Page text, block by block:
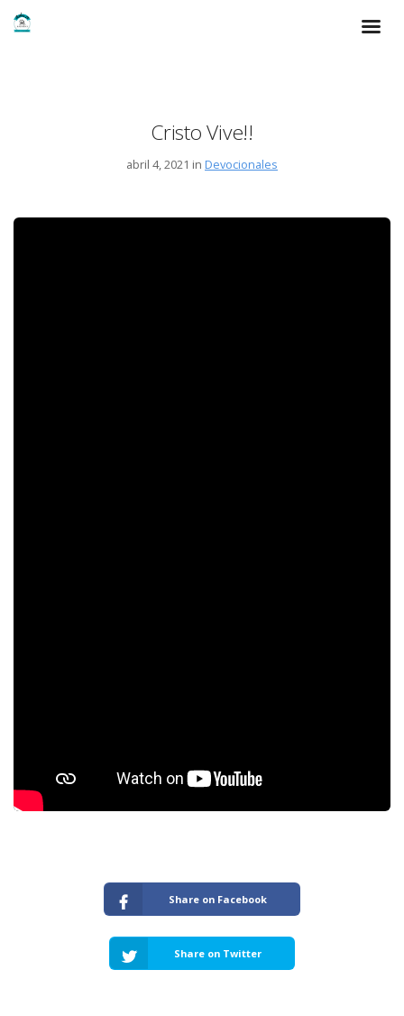
Cristo Vive!!
abril 4, 2021 in Devocionales
Share on Facebook
Share on Twitter